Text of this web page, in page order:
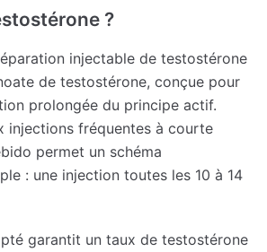
?
injectable de testostérone
de testostérone, conçue pour
prolongée du principe actif.
injections fréquentes à courte
permet un schéma
: une injection toutes les 10 à 14
garantit un taux de testostérone